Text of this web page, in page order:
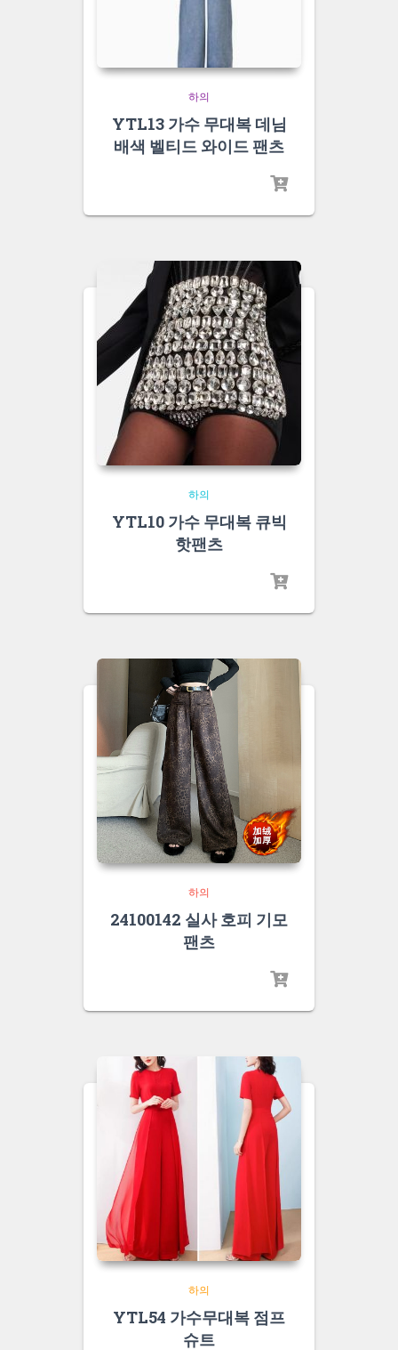
하의
YTL13 가수 무대복 데님
배색 벨티드 와이드 팬츠
하의
YTL10 가수 무대복 큐빅
핫팬츠
하의
24100142 실사 호피 기모
팬츠
하의
YTL54 가수무대복 점프
슈트